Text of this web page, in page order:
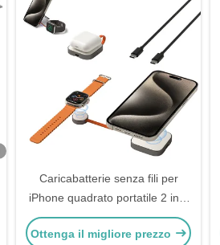
Caricabatterie senza fili per
iPhone quadrato portatile 2 in 1
Magsafe
Ottenga il migliore prezzo